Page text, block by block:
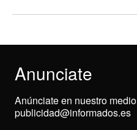
Anunciate
Anúnciate en nuestro medio
publicidad@informados.es